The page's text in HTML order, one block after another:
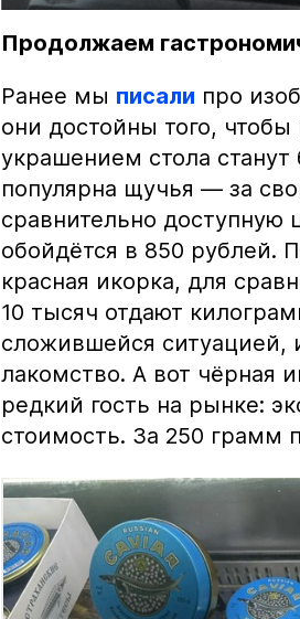
Продолжаем
Ранее мы писали про
они достойны того,
украшением стола
популярна щучья — за
сравнительно доступную
обойдётся в 850 рублей.
красная икорка, для
10 тысяч отдают
сложившейся ситуацией,
лакомство. А вот чёрная
редкий гость на рынке:
стоимость. За 250 грамм